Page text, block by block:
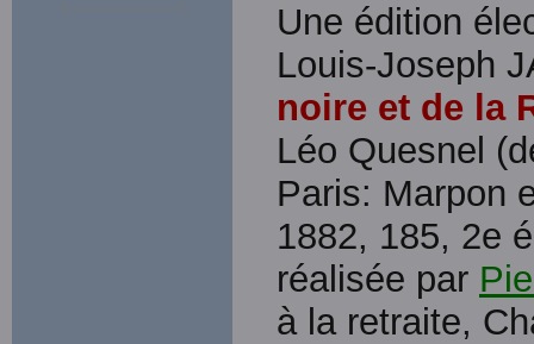
Une édition
Louis-Joseph
noire et de la
Léo Quesnel
Paris: Marpon
1882, 185, 2e
réalisée par
à la retraite,